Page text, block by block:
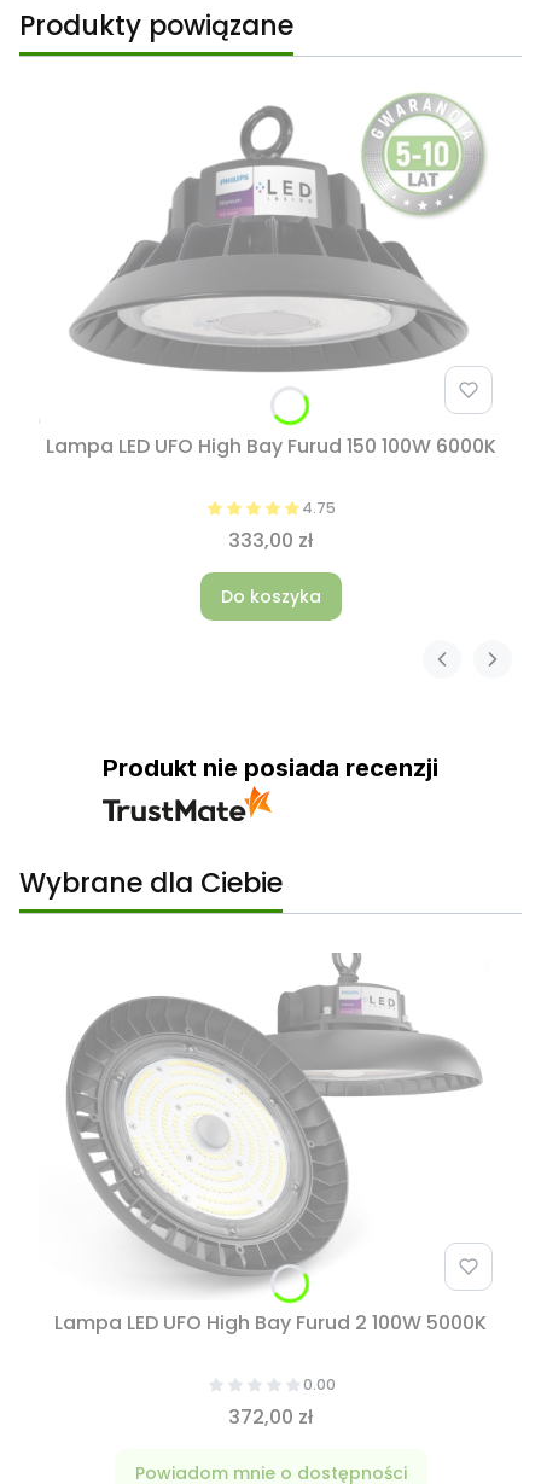
Produkty powiązane
Lampa LED UFO High Bay Furud 150 100W 6000K
4.75
333,00 zł
Do koszyka
Produkt nie posiada recenzji
Wybrane dla Ciebie
Lampa LED UFO High Bay Furud 2 100W 5000K
0.00
372,00 zł
Powiadom mnie o dostępności